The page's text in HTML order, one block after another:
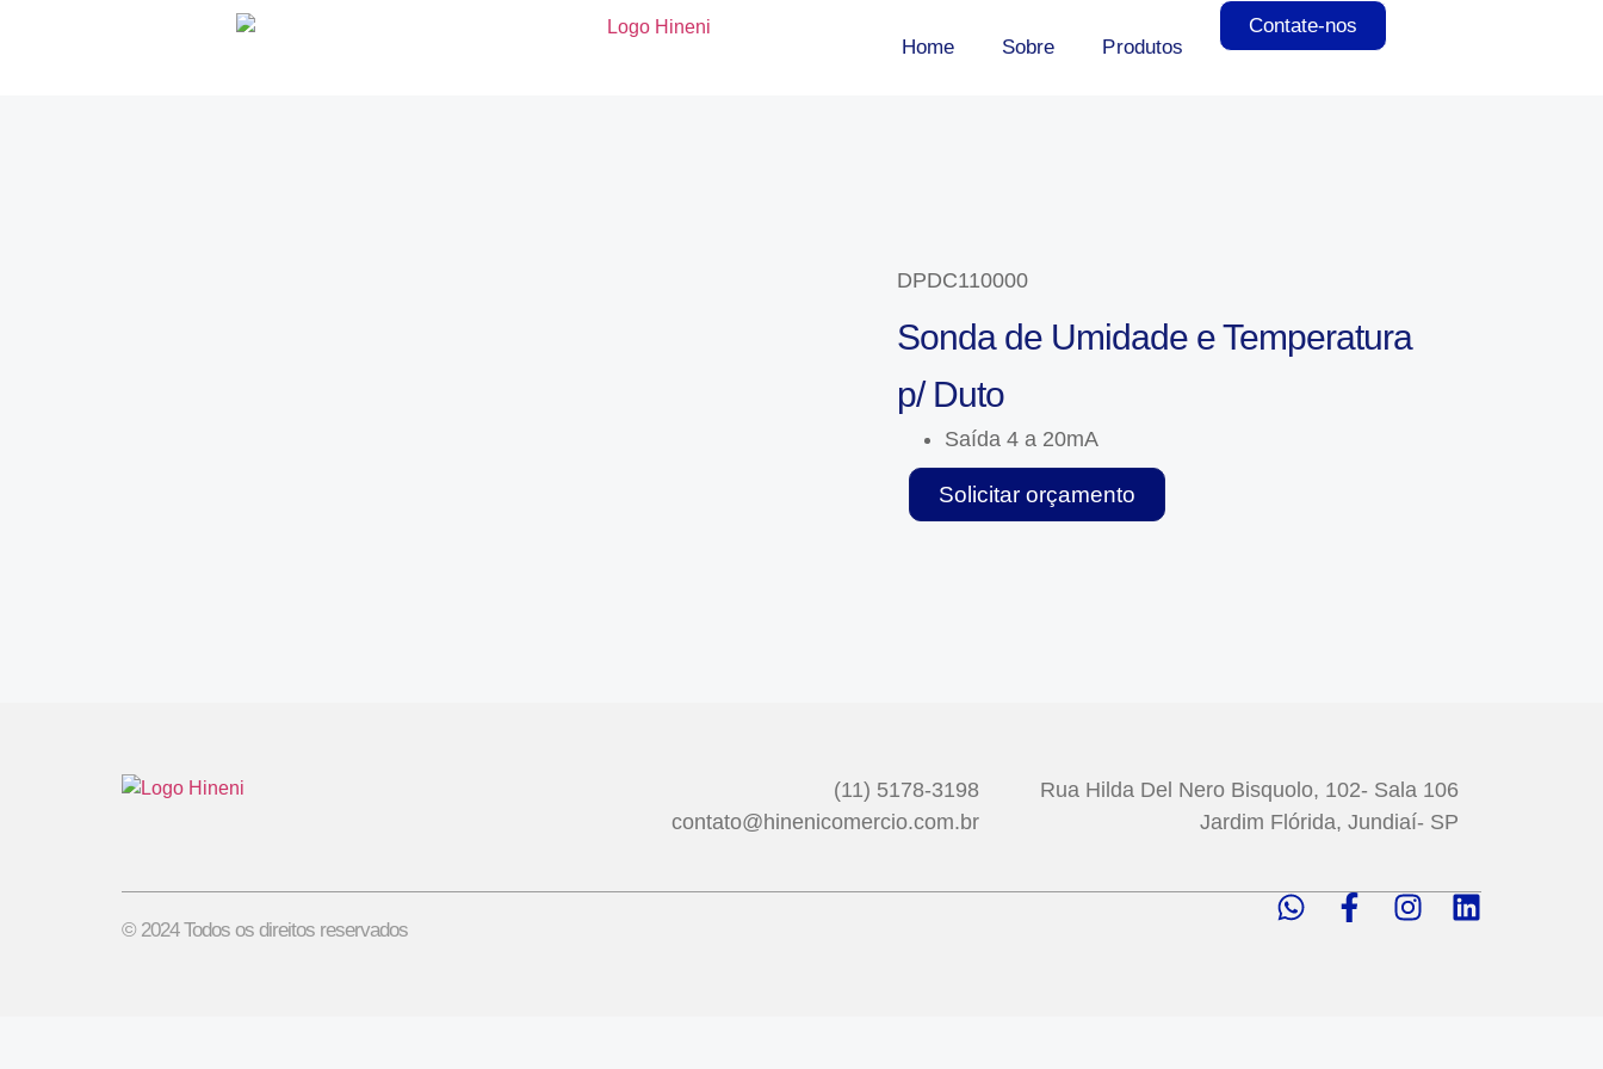
Home Sobre Produtos
Contate-nos
DPDC110000
Sonda de Umidade e Temperatura
p/ Duto
Saída 4 a 20mA
Solicitar orçamento
(11) 5178-3198
contato@hinenicomercio.com.br
Rua Hilda Del Nero Bisquolo, 102- Sala 106
Jardim Flórida, Jundiaí- SP
© 2024 Todos os direitos reservados